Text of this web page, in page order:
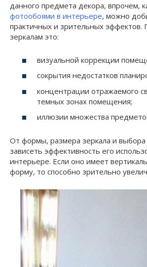
данного предмета декора, впрочем,
фотообоями в интерьере, можно
практичных и зрительных эффектов.
зеркалам это:
визуальной коррекции
сокрытия недостатков
концентрации отражаемого
темных зонах помещения;
иллюзии множества
От формы, размера зеркала и выбора
зависеть эффективность его
интерьере. Если оно имеет
форму, то способно зрительно